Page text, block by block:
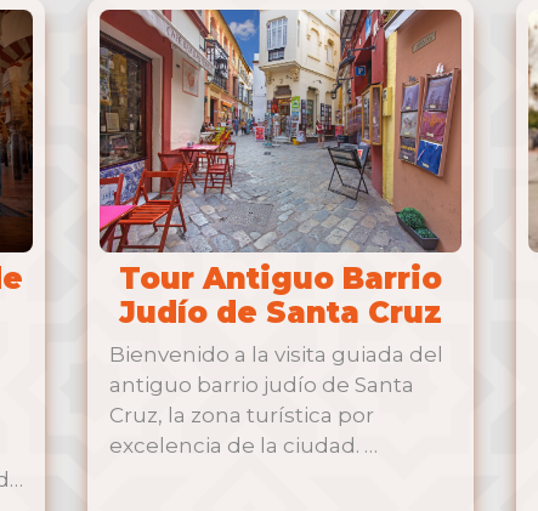
Tour Antiguo Barrio
Judío de Santa Cruz
Bienvenido a la visita guiada del
antiguo barrio judío de Santa
Cruz, la zona turística por
excelencia de la ciudad. …